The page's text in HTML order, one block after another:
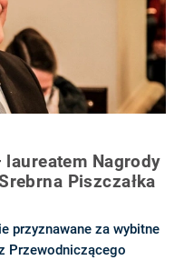
laureatem Nagrody
Piszczałka
przyznawane za wybitne
Przewodniczącego